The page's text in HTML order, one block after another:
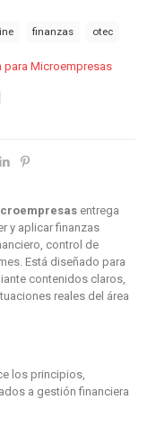
para Microempresas
finanzas otec
entrega
y aplicar finanzas
control de
Está diseñado para
contenidos claros,
reales del área
los principios,
a gestión financiera